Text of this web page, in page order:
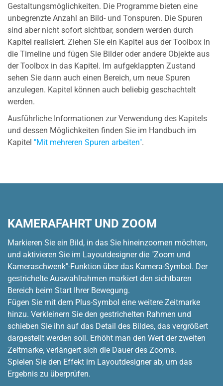
Gestaltungsmöglichkeiten. Die Programme bieten eine
unbegrenzte Anzahl an Bild- und Tonspuren. Die Spuren
sind aber nicht sofort sichtbar, sondern werden durch
Kapitel realisiert. Ziehen Sie ein Kapitel aus der Toolbox in
die Timeline und fügen Sie Bilder oder andere Objekte aus
der Toolbox in das Kapitel. Im aufgeklappten Zustand
sehen Sie dann auch einen Bereich, um neue Spuren
anzulegen. Kapitel können auch beliebig geschachtelt
werden.
Ausführliche Informationen zur Verwendung des Kapitels
und dessen Möglichkeiten finden Sie im Handbuch im
Kapitel "Mit mehreren Spuren arbeiten".
KAMERAFAHRT UND ZOOM
Markieren Sie ein Bild, in das Sie hineinzoomen möchten,
und aktivieren Sie im Layoutdesigner die "Zoom und
Kameraschwenk"-Funktion über das Kamera-Symbol. Der
gestrichelte Auswahlrahmen markiert den sichtbaren
Bereich beim Start Ihrer Bewegung.
Fügen Sie mit dem Plus-Symbol eine weitere Zeitmarke
hinzu. Verkleinern Sie den gestrichelten Rahmen und
schieben Sie ihn auf das Detail des Bildes, das vergrößert
dargestellt werden soll. Erhöht man den Wert der zweiten
Zeitmarke, verlängert sich die Dauer des Zooms.
Spielen Sie den Effekt im Layoutdesigner ab, um das
Ergebnis zu überprüfen.